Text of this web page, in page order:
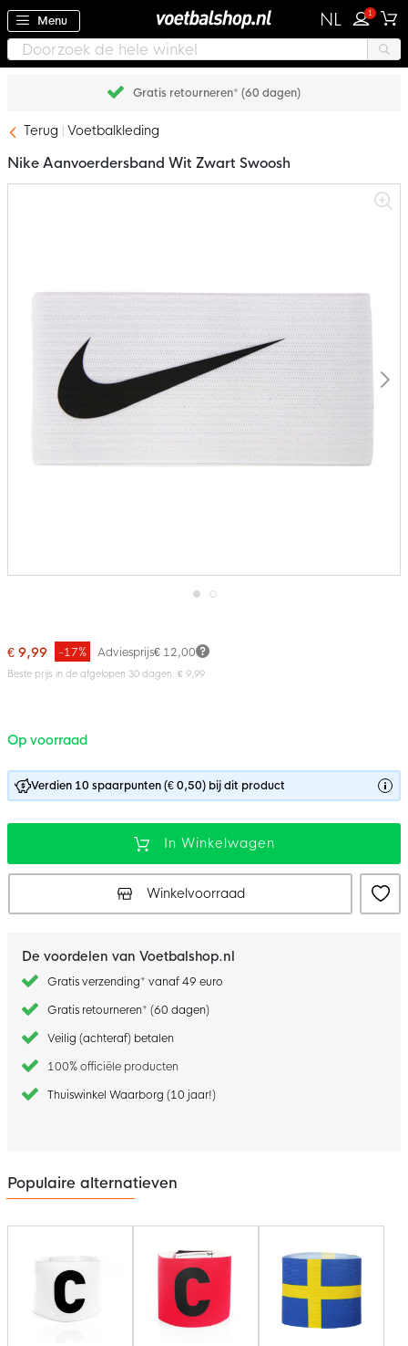
Menu NL 1
Gratis retourneren* (60 dagen)
Terug Voetbalkleding
begin
van
Nike Aanvoerdersband Wit Zwart Swoosh
€ 9,99 Adviesprijs€ 12,00
-17%
Beste prijs in de afgelopen 30 dagen: € 9,99
Op voorraad
Verdien 10 spaarpunten (€ 0,50) bij dit product
In Winkelwagen
Winkelvoorraad
De voordelen van Voetbalshop.nl
Gratis verzending* vanaf 49 euro
Gratis retourneren* (60 dagen)
Veilig (achteraf) betalen
100% officiële producten
Thuiswinkel Waarborg (10 jaar!)
Populaire alternatieven